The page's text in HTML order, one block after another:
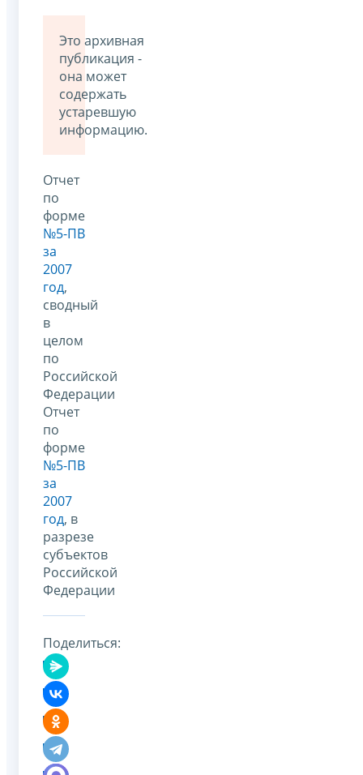
Это архивная
публикация -
она может
содержать
устаревшую
информацию.
Отчет
по
форме
№5-ПВ
за
2007
год,
сводный
в
целом
по
Российской
Федерации
Отчет
по
форме
№5-ПВ
за
2007
год, в
разрезе
субъектов
Российской
Федерации
Поделиться: